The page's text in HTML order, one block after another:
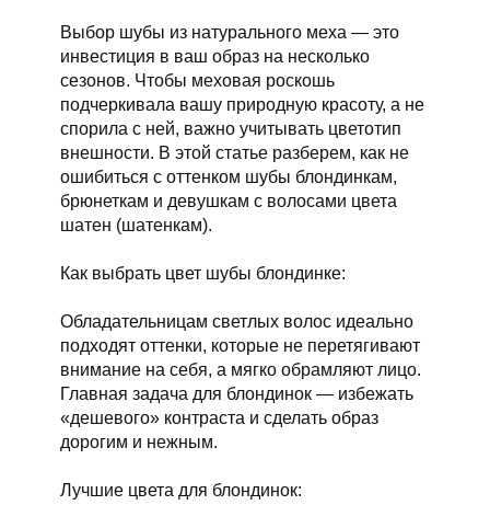
Выбор шубы из натурального меха — это
инвестиция в ваш образ на несколько
сезонов. Чтобы меховая роскошь
подчеркивала вашу природную красоту, а не
спорила с ней, важно учитывать цветотип
внешности. В этой статье разберем, как не
ошибиться с оттенком шубы блондинкам,
брюнеткам и девушкам с волосами цвета
шатен (шатенкам).
Как выбрать цвет шубы блондинке:
Обладательницам светлых волос идеально
подходят оттенки, которые не перетягивают
внимание на себя, а мягко обрамляют лицо.
Главная задача для блондинок — избежать
«дешевого» контраста и сделать образ
дорогим и нежным.
Лучшие цвета для блондинок: